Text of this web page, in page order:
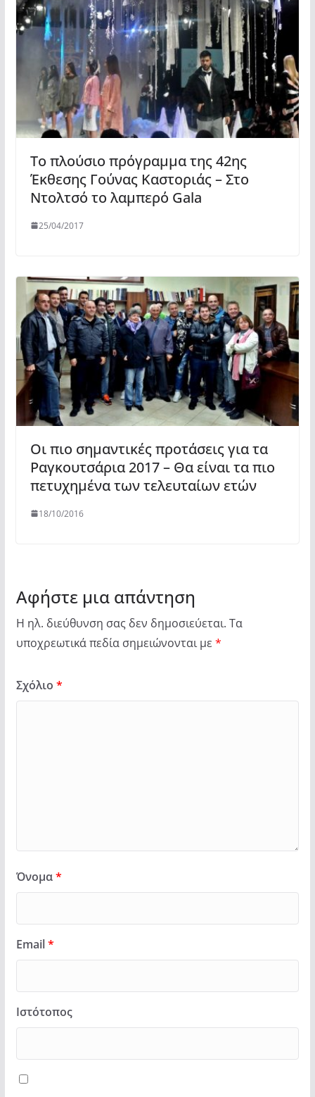
Το πλούσιο πρόγραμμα της 42ης
Έκθεσης Γούνας Καστοριάς – Στο
Ντολτσό το λαμπερό Gala
25/04/2017
Οι πιο σημαντικές προτάσεις για τα
Ραγκουτσάρια 2017 – Θα είναι τα πιο
πετυχημένα των τελευταίων ετών
18/10/2016
Αφήστε μια απάντηση
Η ηλ. διεύθυνση σας δεν δημοσιεύεται. Τα
υποχρεωτικά πεδία σημειώνονται με *
Σχόλιο *
Όνομα*
Email*
Ιστότοπος